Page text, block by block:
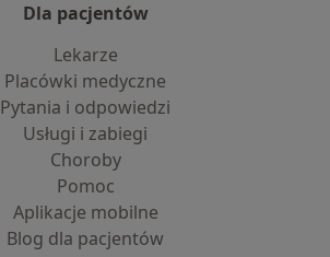
Dla pacjentów
Lekarze
Placówki medyczne
Pytania i odpowiedzi
Usługi i zabiegi
Choroby
Pomoc
Aplikacje mobilne
Blog dla pacjentów